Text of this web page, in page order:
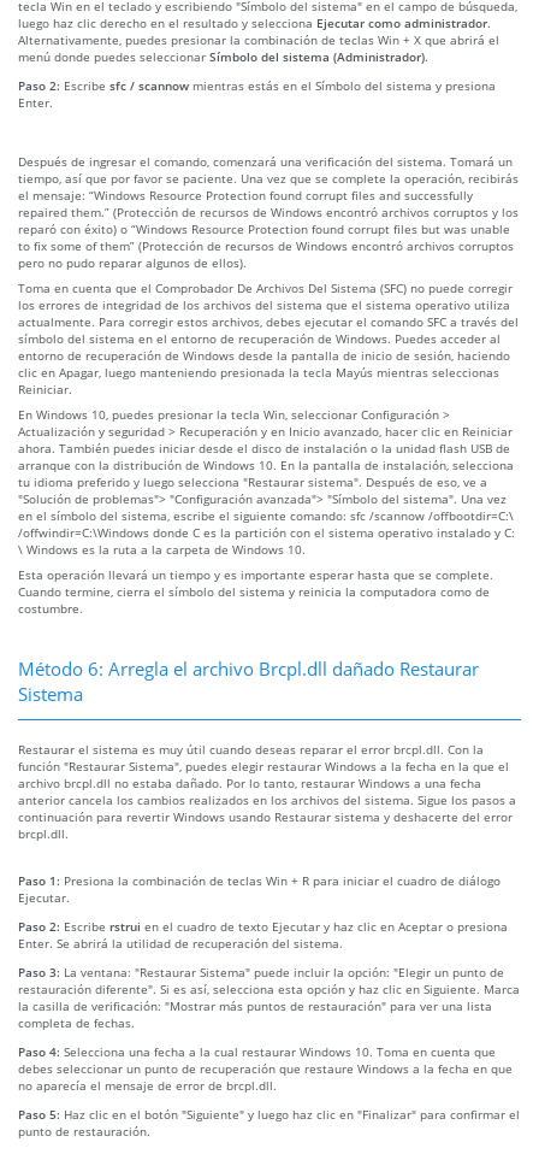
tecla Win en el teclado y escribiendo "Símbolo del sistema" en el campo de búsqueda,
luego haz clic derecho en el resultado y selecciona Ejecutar como administrador.
Alternativamente, puedes presionar la combinación de teclas Win + X que abrirá el
menú donde puedes seleccionar Símbolo del sistema (Administrador).
Paso 2: Escribe sfc / scannow mientras estás en el Símbolo del sistema y presiona
Enter.
Después de ingresar el comando, comenzará una verificación del sistema. Tomará un
tiempo, así que por favor se paciente. Una vez que se complete la operación, recibirás
el mensaje: “Windows Resource Protection found corrupt files and successfully
repaired them.” (Protección de recursos de Windows encontró archivos corruptos y los
reparó con éxito) o “Windows Resource Protection found corrupt files but was unable
to fix some of them” (Protección de recursos de Windows encontró archivos corruptos
pero no pudo reparar algunos de ellos).
Toma en cuenta que el Comprobador De Archivos Del Sistema (SFC) no puede corregir
los errores de integridad de los archivos del sistema que el sistema operativo utiliza
actualmente. Para corregir estos archivos, debes ejecutar el comando SFC a través del
símbolo del sistema en el entorno de recuperación de Windows. Puedes acceder al
entorno de recuperación de Windows desde la pantalla de inicio de sesión, haciendo
clic en Apagar, luego manteniendo presionada la tecla Mayús mientras seleccionas
Reiniciar.
En Windows 10, puedes presionar la tecla Win, seleccionar Configuración >
Actualización y seguridad > Recuperación y en Inicio avanzado, hacer clic en Reiniciar
ahora. También puedes iniciar desde el disco de instalación o la unidad flash USB de
arranque con la distribución de Windows 10. En la pantalla de instalación, selecciona
tu idioma preferido y luego selecciona "Restaurar sistema". Después de eso, ve a
"Solución de problemas"> "Configuración avanzada"> "Símbolo del sistema". Una vez
en el símbolo del sistema, escribe el siguiente comando: sfc /scannow /offbootdir=C:\
/offwindir=C:\Windows donde C es la partición con el sistema operativo instalado y C:
\ Windows es la ruta a la carpeta de Windows 10.
Esta operación llevará un tiempo y es importante esperar hasta que se complete.
Cuando termine, cierra el símbolo del sistema y reinicia la computadora como de
costumbre.
Método 6: Arregla el archivo Brcpl.dll dañado Restaurar
Sistema
Restaurar el sistema es muy útil cuando deseas reparar el error brcpl.dll. Con la
función "Restaurar Sistema", puedes elegir restaurar Windows a la fecha en la que el
archivo brcpl.dll no estaba dañado. Por lo tanto, restaurar Windows a una fecha
anterior cancela los cambios realizados en los archivos del sistema. Sigue los pasos a
continuación para revertir Windows usando Restaurar sistema y deshacerte del error
brcpl.dll.
Paso 1: Presiona la combinación de teclas Win + R para iniciar el cuadro de diálogo
Ejecutar.
Paso 2: Escribe rstrui en el cuadro de texto Ejecutar y haz clic en Aceptar o presiona
Enter. Se abrirá la utilidad de recuperación del sistema.
Paso 3: La ventana: "Restaurar Sistema" puede incluir la opción: "Elegir un punto de
restauración diferente". Si es así, selecciona esta opción y haz clic en Siguiente. Marca
la casilla de verificación: "Mostrar más puntos de restauración" para ver una lista
completa de fechas.
Paso 4: Selecciona una fecha a la cual restaurar Windows 10. Toma en cuenta que
debes seleccionar un punto de recuperación que restaure Windows a la fecha en que
no aparecía el mensaje de error de brcpl.dll.
Paso 5: Haz clic en el botón "Siguiente" y luego haz clic en "Finalizar" para confirmar el
punto de restauración.